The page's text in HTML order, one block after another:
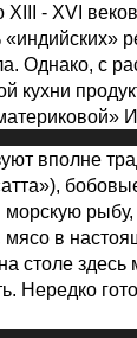
веков
«индийских»
Однако, с
кухни
в
столе
Нередко